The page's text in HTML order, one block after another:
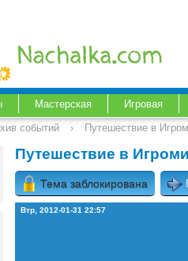
Мастерская
Игровая
событий › Путешествие в
Путешествие в
Тема заблокирована
Втр, 2012-01-31 22:57